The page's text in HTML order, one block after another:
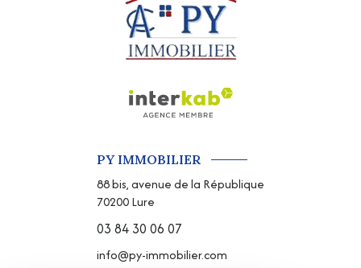
PY IMMOBILIER
88 bis, avenue de la République
70200Lure
03 84 30 06 07
info@py-immobilier.com